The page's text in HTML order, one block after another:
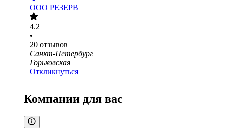
ООО РЕЗЕРВ
4.2
•
20 отзывов
Санкт-Петербург
Горьковская
Откликнуться
Компании для вас